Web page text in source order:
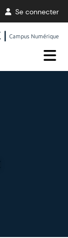
Se connecter
|Campus Numérique